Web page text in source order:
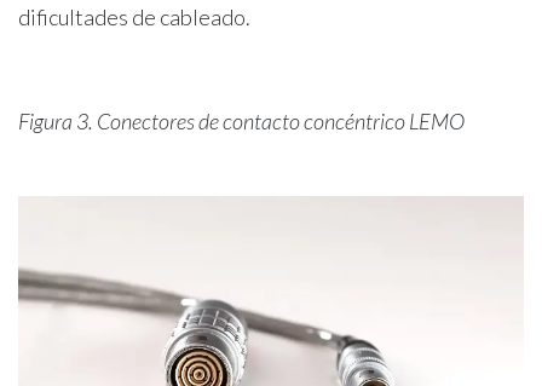
dificultades de cableado.
Figura 3. Conectores de contacto concéntrico LEMO